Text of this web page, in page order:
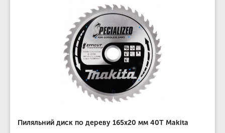
Пиляльний диск по дереву 165х20 мм 40T Makita